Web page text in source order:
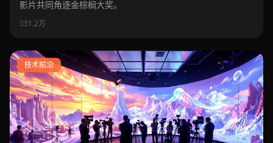
影片共同角逐金棕榈大奖。
31.2万
技术前沿